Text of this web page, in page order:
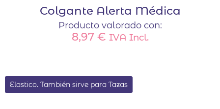
Colgante Alerta Médica
Producto valorado con:
8,97 € IVA Incl.
Elastico. También sirve para Tazas